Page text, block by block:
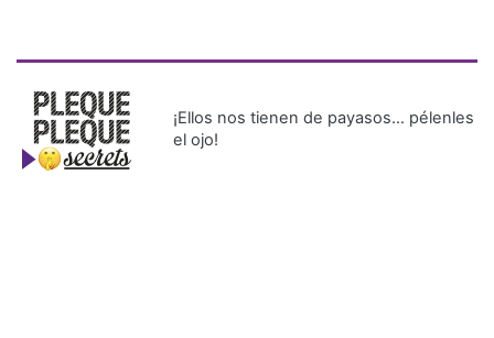
¡Ellos nos tienen de payasos… pélenles
el ojo!